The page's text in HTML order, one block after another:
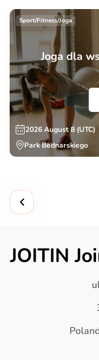
Sport/Fitness/Joga
Joga dla
2026 August 8 (UTC)
Park Bednarskiego
JOITIN